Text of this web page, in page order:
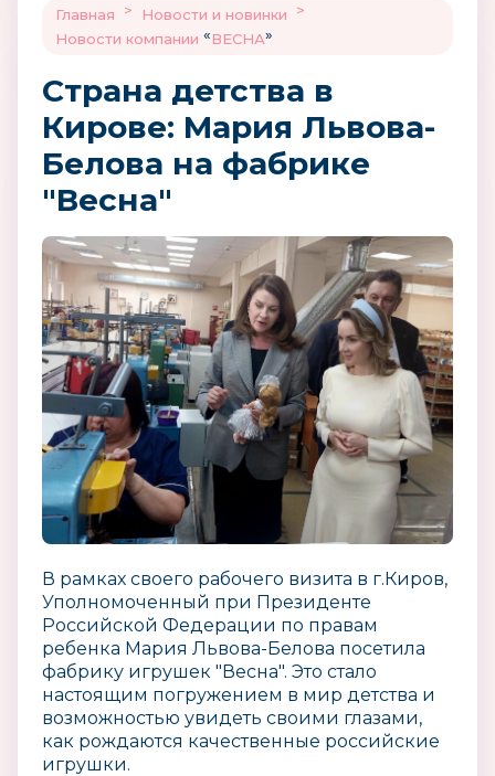
Главная > Новости и новинки
>
Новости компании «ВЕСНА»
Страна детства в
Кирове: Мария Львова-
Белова на фабрике
"Весна"
В рамках своего рабочего визита в г.Киров,
Уполномоченный при Президенте
Российской Федерации по правам
ребенка Мария Львова-Белова посетила
фабрику игрушек "Весна". Это стало
настоящим погружением в мир детства и
возможностью увидеть своими глазами,
как рождаются качественные российские
игрушки.